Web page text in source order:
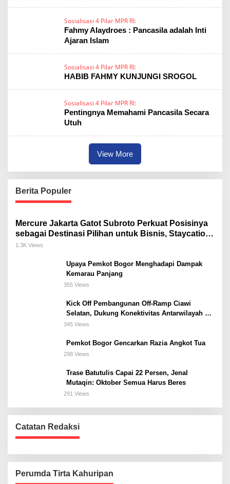
Sosialisasi 4 Pilar MPR RI:
Fahmy Alaydroes : Pancasila adalah Inti
Ajaran Islam
Sosialisasi 4 Pilar MPR RI:
HABIB FAHMY KUNJUNGI SROGOL
Sosialisasi 4 Pilar MPR RI:
Pentingnya Memahami Pancasila Secara
Utuh
View More
Berita Populer
Mercure Jakarta Gatot Subroto Perkuat Posisinya
sebagai Destinasi Pilihan untuk Bisnis, Staycation,
Meeting, dan Kuliner di Jakarta Selatan
1.3K Views
Upaya Pemkot Bogor Menghadapi Dampak
Kemarau Panjang
355 Views
Kick Off Pembangunan Off-Ramp Ciawi
Selatan, Dukung Konektivitas Antarwilayah di
Bogor Selatan
345 Views
Pemkot Bogor Gencarkan Razia Angkot Tua
298 Views
Trase Batutulis Capai 22 Persen, Jenal
Mutaqin: Oktober Semua Harus Beres
291 Views
Catatan Redaksi
Perumda Tirta Kahuripan